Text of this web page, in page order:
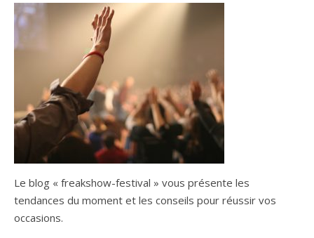
Le blog « freakshow-festival » vous présente les
tendances du moment et les conseils pour réussir vos
occasions.